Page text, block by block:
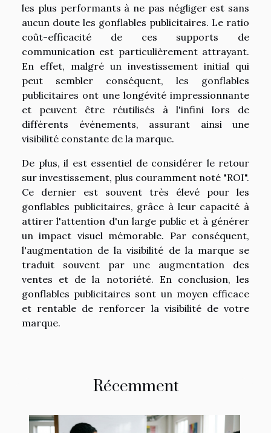
les plus performants à ne pas négliger est sans
aucun doute les gonflables publicitaires. Le ratio
coût-efficacité de ces supports de
communication est particulièrement attrayant.
En effet, malgré un investissement initial qui
peut sembler conséquent, les gonflables
publicitaires ont une longévité impressionnante
et peuvent être réutilisés à l'infini lors de
différents événements, assurant ainsi une
visibilité constante de la marque.
De plus, il est essentiel de considérer le retour
sur investissement, plus couramment noté "ROI".
Ce dernier est souvent très élevé pour les
gonflables publicitaires, grâce à leur capacité à
attirer l'attention d'un large public et à générer
un impact visuel mémorable. Par conséquent,
l'augmentation de la visibilité de la marque se
traduit souvent par une augmentation des
ventes et de la notoriété. En conclusion, les
gonflables publicitaires sont un moyen efficace
et rentable de renforcer la visibilité de votre
marque.
Récemment